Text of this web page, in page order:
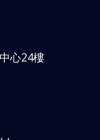
心24樓